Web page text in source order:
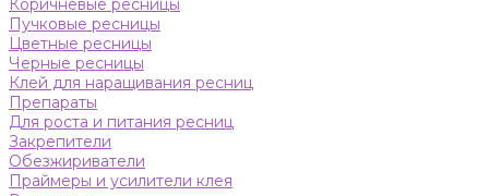
Коричневые ресницы
Пучковые ресницы
Цветные ресницы
Черные ресницы
Клей для наращивания ресниц
Препараты
Для роста и питания ресниц
Закрепители
Обезжириватели
Праймеры и усилители клея